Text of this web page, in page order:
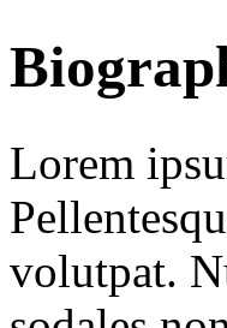
Lorem
volutpat.